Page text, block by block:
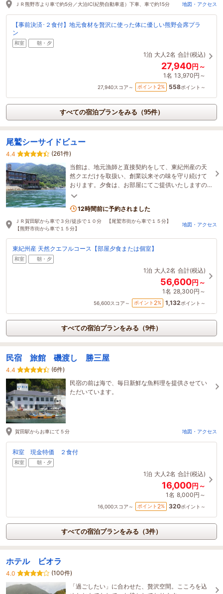
ＪＲ熊野市より車で約5分／大泊IC(紀勢自動車道）下車、車で約15分 地図・アクセス
【事前決済･２食付】地元食材を贅沢に使った体に優しい熊野会席プラ
ン
和室 朝・夕
1泊 大人2名 合計(税込)
27,940円～
1名 13,970円～
27,940スコア～ ポイント 2% 558ポイント～
すべての宿泊プランをみる（95件）
尾鷲シーサイドビュー
4.4
(261件)
当館は、地元漁師と直接契約をして、東紀州産の天
然クエだけを取扱い、創業以来その味を守り続けて
おります。夕食は、お部屋にてご提供いたしますの
で、ごゆっくりとお楽しみいただけます。
12時間前に予約されました
ＪＲ賀田駅から車で３分/徒歩で１０分 【尾鷲市街から車で１５分】
【熊野市街から車で１５分】
地図・アクセス
東紀州産 天然クエフルコース【部屋夕食または個室】
和室 朝・夕
1泊 大人2名 合計(税込)
56,600円～
1名 28,300円～
56,600スコア～ ポイント 2% 1,132ポイント～
すべての宿泊プランをみる（9件）
民宿 旅館 磯渡し 勝三屋
4.4
(6件)
民宿の前は海で、毎日新鮮な魚料理を提供させてい
ただいています。
賀田駅からお車にて５分 地図・アクセス
和室 現金特価 ２食付
和室 朝・夕
1泊 大人2名 合計(税込)
16,000円～
1名 8,000円～
16,000スコア～ ポイント 2% 320ポイント～
すべての宿泊プランをみる（3件）
ホテル ビオラ
4.0
(100件)
「過ごしたい」に合わせた、贅沢空間。こころを込